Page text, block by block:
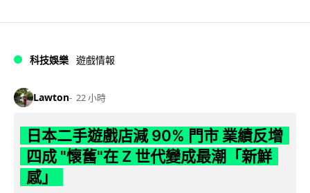
科技娛樂 遊戲情報
Lawton 22 小時
日本二手遊戲店減 90% 門市 業績反增
四成 "懷舊"在 Z 世代變成最潮「新鮮
感」